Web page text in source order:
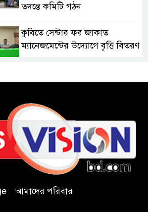
তদন্তে কমিটি গঠন
কুবিতে সেন্টার ফর জাকাত
ম্যানেজমেন্টের উদ্যোগে বৃত্তি বিতরণ
চকরিয়ায় ফাঁসিয়াখালী সরকারি
প্রাথমিক বিদ্যালয়ের ম্যানেজিং
কমিটির সভাপতি নির্বাচিত মো.
জুলাই আন্দোলন হয়েছিল
ফ্যাসিবাদী সমাজব্যবস্থার
আমাদের পরিবার